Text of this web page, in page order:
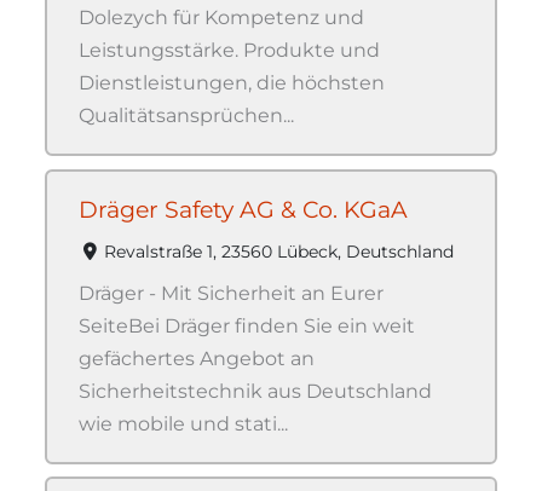
Dolezych für Kompetenz und
Leistungsstärke. Produkte und
Dienstleistungen, die höchsten
Qualitätsansprüchen...
Dräger Safety AG & Co. KGaA
Revalstraße 1, 23560 Lübeck, Deutschland
Dräger - Mit Sicherheit an Eurer
SeiteBei Dräger finden Sie ein weit
gefächertes Angebot an
Sicherheitstechnik aus Deutschland
wie mobile und stati...